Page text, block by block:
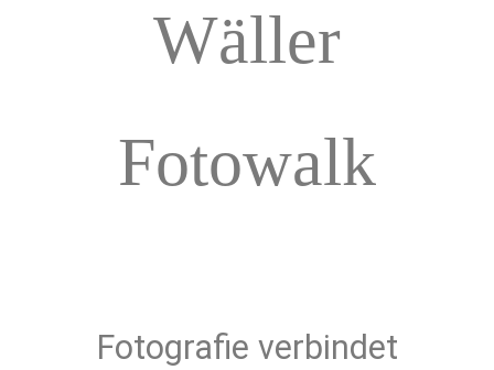
Wäller
Fotowalk
Fotografie verbindet